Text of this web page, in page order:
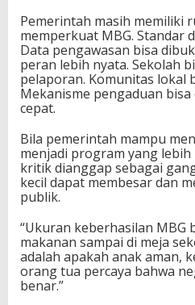
Pemerintah masih memiliki
memperkuat MBG. Standar
Data pengawasan bisa
peran lebih nyata. Sekolah
pelaporan. Komunitas lokal
Mekanisme pengaduan
cepat.
Bila pemerintah mampu
menjadi program yang
kritik dianggap sebagai
kecil dapat membesar dan
publik.
“Ukuran keberhasilan MBG
makanan sampai di meja
adalah apakah anak aman,
orang tua percaya bahwa
benar.”